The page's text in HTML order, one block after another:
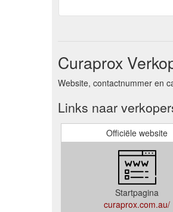
Curaprox
Website, contactnummer en
Links naar
Officiële website
Startpagina
curaprox.com.au/